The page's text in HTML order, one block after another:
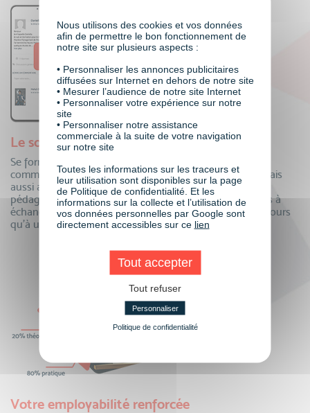
Le soutien de toute une communauté
Se former à distance oui, mais auprès de toute une
communauté ! Echangez au quotidien avec vos pairs, mais
aussi avec vos formateurs et toute notre équipe
pédagogique. Questions, partage de connaissances, tips à
échanger…la communauté VISIPLUS academy n’est toujours
qu’à un clic pour partager !
Votre employabilité renforcée
Nous utilisons des cookies et vos données
afin de permettre le bon fonctionnement de
notre site sur plusieurs aspects :
• Personnaliser les annonces publicitaires
diffusées sur Internet en dehors de notre site
• Mesurer l’audience de notre site Internet
• Personnaliser votre expérience sur notre
site
• Personnaliser notre assistance
commerciale à la suite de votre navigation
sur notre site
Toutes les informations sur les traceurs et
leur utilisation sont disponibles sur la page
de Politique de confidentialité. Et les
informations sur la collecte et l’utilisation de
vos données personnelles par Google sont
directement accessibles sur ce lien
Tout accepter
Tout refuser
Personnaliser
Politique de confidentialité